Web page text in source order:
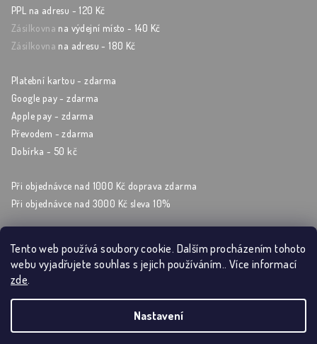
Tento web používá soubory cookie. Dalším procházením tohoto
webu vyjadřujete souhlas s jejich používáním.. Více informací
zde.
Nastavení
PPL na adresu - 120 Kč
Zásilkovna na výdejní místo - 140 Kč
Zásilkovna na adresu - 180 Kč
Platební kartou - zdarma
Google pay - zdarma
Apple pay - zdarma
Převodem - zdarma
Dobírka - 50 kč
Při objednávce nad 1000 Kč doprava zdarma
Při objednávce nad 3000 Kč sleva 10%
Sleduj nás na sockách